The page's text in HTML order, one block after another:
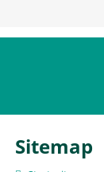
Sitemap